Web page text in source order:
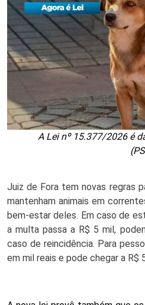
A Lei nº 15.377/2026 é
Juiz de Fora tem novas regras
mantenham animais em
bem-estar deles. Em caso de
a multa passa a R$ 5 mil,
caso de reincidência. Para
em mil reais e pode chegar a R$